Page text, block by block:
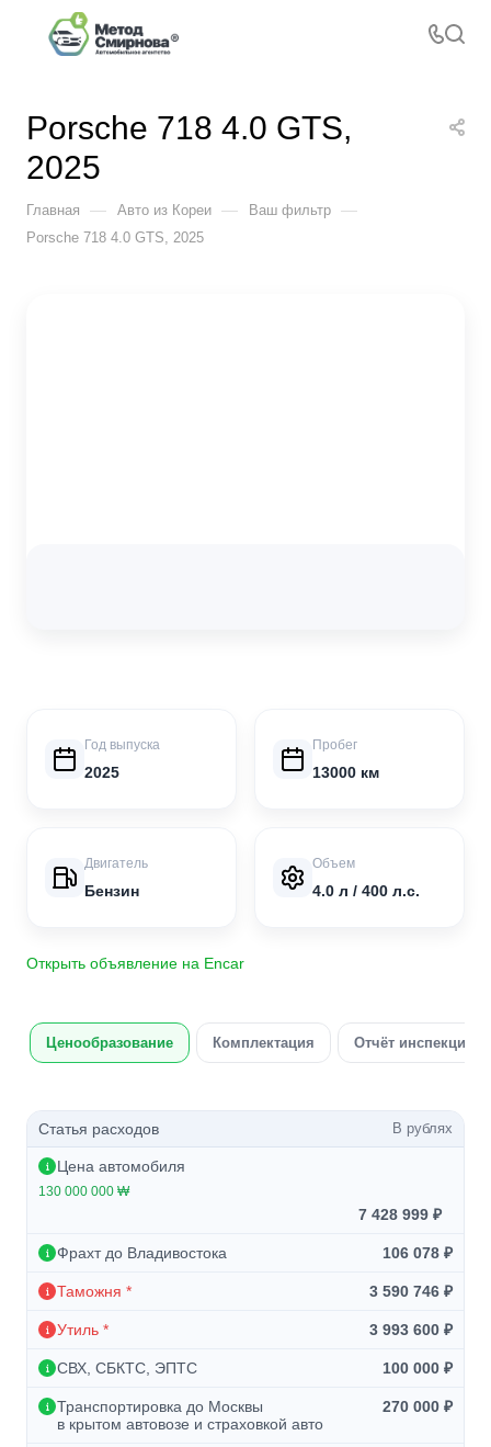
Porsche 718 4.0 GTS,
2025
Главная — Авто из Кореи — Ваш фильтр —
Porsche 718 4.0 GTS, 2025
Год выпуска
2025
Пробег
13000 км
Двигатель
Бензин
Объем
4.0 л / 400 л.с.
Открыть объявление на Encar
Ценообразование Комплектация Отчёт инспекции
Статья расходов В рублях
Цена автомобиля
130 000 000 ₩
7 428 999 ₽
Фрахт до Владивостока 106 078 ₽
Таможня * 3 590 746 ₽
Утиль * 3 993 600 ₽
СВХ, СБКТС, ЭПТС 100 000 ₽
Транспортировка до Москвы
в крытом автовозе и страховкой авто
270 000 ₽